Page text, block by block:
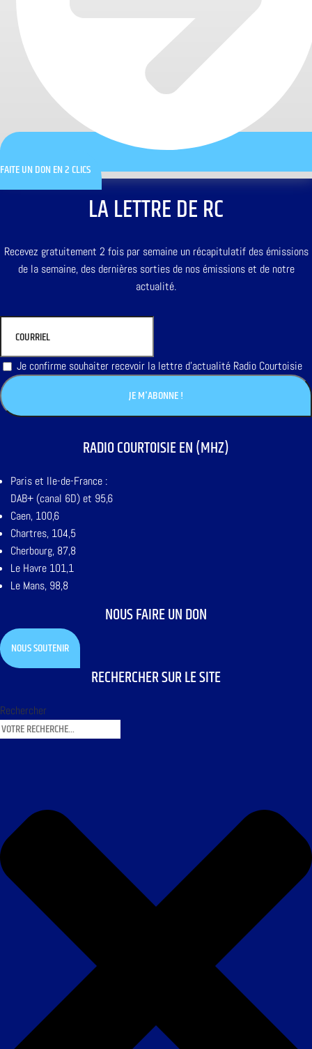
FAITE UN DON EN 2 CLICS
LA LETTRE DE RC
Recevez gratuitement 2 fois par semaine un récapitulatif des émissions
de la semaine, des dernières sorties de nos émissions et de notre
actualité.
Je confirme souhaiter recevoir la lettre d'actualité Radio Courtoisie
RADIO COURTOISIE EN (MHZ)
Paris et Ile-de-France :
DAB+ (canal 6D) et 95,6
Caen, 100,6
Chartres, 104,5
Cherbourg, 87,8
Le Havre 101,1
Le Mans, 98,8
NOUS FAIRE UN DON
NOUS SOUTENIR
RECHERCHER SUR LE SITE
Rechercher